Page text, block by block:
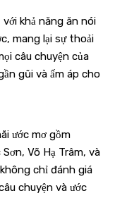
khả năng ăn nói
mang lại sự thoải
câu chuyện của
gũi và ấm áp cho
ước mơ gồm
Võ Hạ Trâm, và
chỉ đánh giá
chuyện và ước